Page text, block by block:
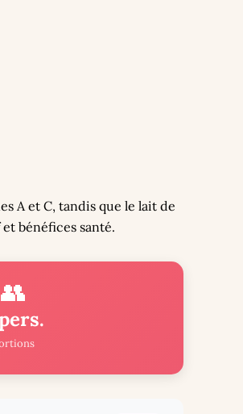
A et C, tandis que le lait de
bénéfices santé.
👥